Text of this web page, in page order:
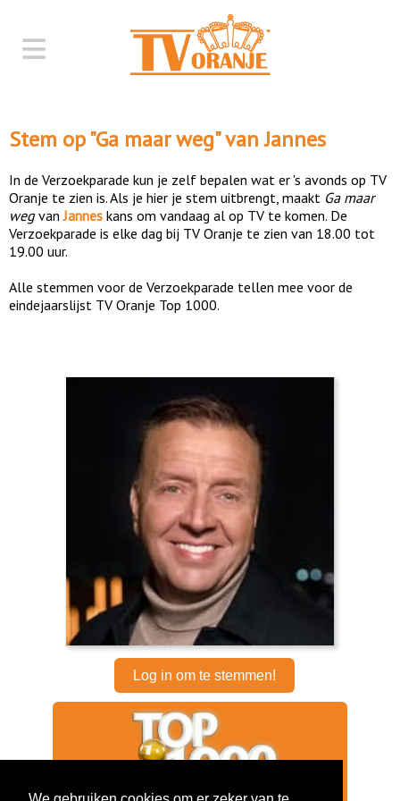
Stem op "Ga maar weg" vanJannes
In de Verzoekparade kun je zelf bepalen wat er 's avonds op TV
Oranje te zien is. Als je hier je stem uitbrengt, maakt Ga maar
wegvanJannes kans om vandaag al op TV te komen. De
Verzoekparade is elke dag bij TV Oranje te zien van 18.00 tot
19.00 uur.
Alle stemmen voor de Verzoekparade tellen mee voor de
eindejaarslijst TV Oranje Top 1000.
Log in om te stemmen!